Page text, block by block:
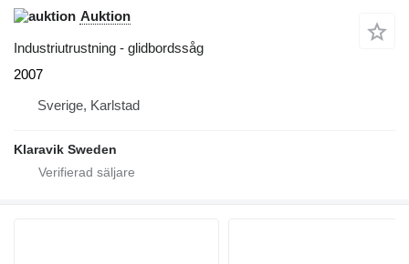
Auktion
Industriutrustning - glidbordssåg
2007
Sverige, Karlstad
Klaravik Sweden